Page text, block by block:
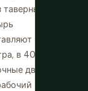
эпоху
в 40
дворцы